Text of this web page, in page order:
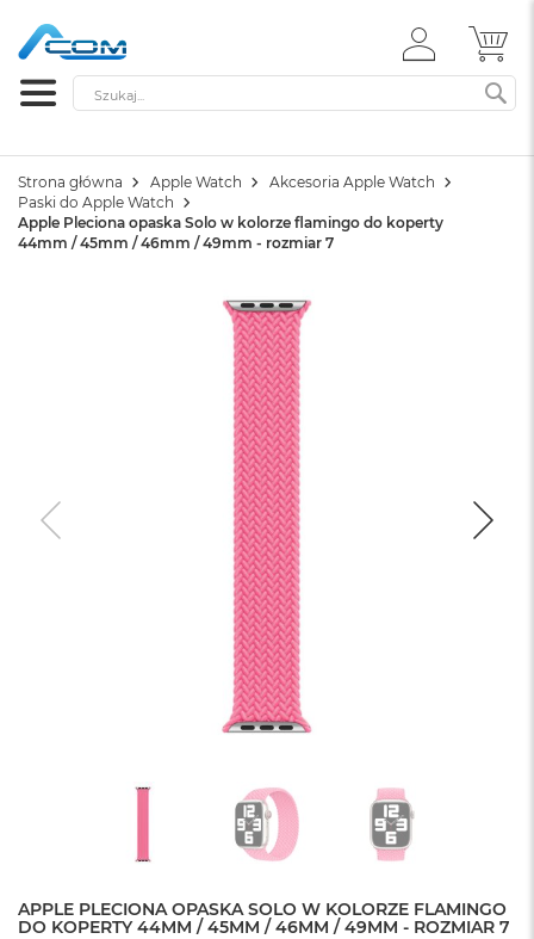
ZALOGUJ
SIĘ
Szukaj
Strona główna Apple Watch
Akcesoria Apple Watch
Paski do Apple Watch
Apple Pleciona opaska Solo w kolorze flamingo do koperty
44mm / 45mm / 46mm / 49mm - rozmiar 7
APPLE PLECIONA OPASKA SOLO W KOLORZE FLAMINGO
DO KOPERTY 44MM / 45MM / 46MM / 49MM - ROZMIAR 7